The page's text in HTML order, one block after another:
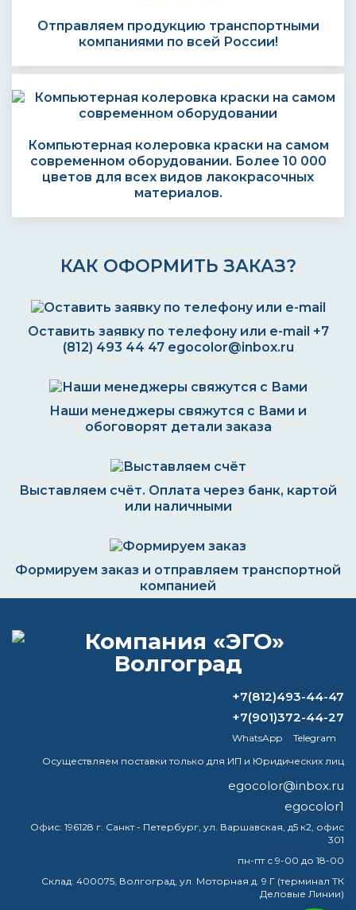
Отправляем продукцию транспортными
компаниями по всей России!
Компьютерная колеровка краски на самом
современном оборудовании. Более 10 000
цветов для всех видов лакокрасочных
материалов.
КАК ОФОРМИТЬ ЗАКАЗ?
Оставить заявку по телефону или e-mail +7
(812) 493 44 47 egocolor@inbox.ru
Наши менеджеры свяжутся с Вами и
обоговорят детали заказа
Выставляем счёт. Оплата через банк, картой
или наличными
Формируем заказ и отправляем транспортной
компанией
ВОПРОС-ОТВЕТ
Как наносится порошковая краска на
Чем разбавлять молотковую краску
Какая краска держит тепло?
+7(812)493-44-47
+7(901)372-44-27
WhatsApp
Telegram
Осуществляем поставки только для ИП и Юридических лиц
egocolor@inbox.ru
egocolor1
Офис: 196128 г. Санкт - Петербург, ул. Варшавская, д5 к2, офис
301
пн-пт с 9-00 до 18-00
Склад: 400075, Волгоград, ул. Моторная д. 9 Г (терминал ТК
Деловые Линии)